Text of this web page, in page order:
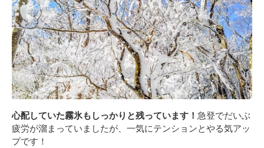
心配していた霧氷もしっかりと残っています！ 急登でだいぶ
疲労が溜まっていましたが、一気にテンションとやる気アッ
プです！